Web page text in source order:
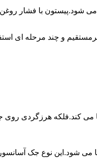
می شود.پیستون با فشار
مستقیم و برای آسانسورهایی که ظرفیتشان بیش از 30 تن
می کند.فلکه هرزگردی
می شود.این نوع جک